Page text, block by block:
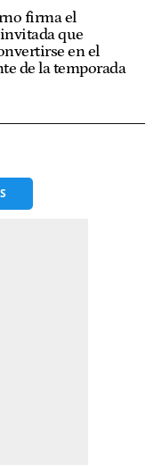
firma el
que
en el
de la temporada